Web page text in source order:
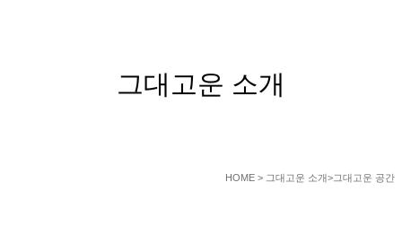
그대고운 소개
HOME > 그대고운 소개>그대고운 공간